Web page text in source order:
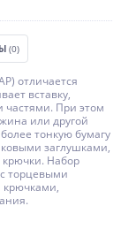
(0)
отличается
вставку,
При этом
или другой
тонкую бумагу
заглушками,
крючки. Набор
торцевыми
крючками,